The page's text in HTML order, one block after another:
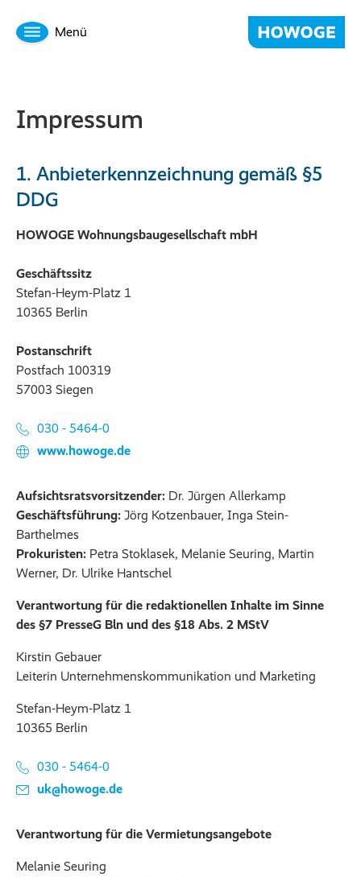
Menü
Impressum
1. Anbieterkennzeichnung gemäß §5
DDG
HOWOGE Wohnungsbaugesellschaft mbH
Geschäftssitz
Stefan-Heym-Platz 1
10365 Berlin
Postanschrift
Postfach 100319
57003 Siegen
030 - 5464-0
www.howoge.de
Aufsichtsratsvorsitzender: Dr. Jürgen Allerkamp
Geschäftsführung: Jörg Kotzenbauer, Inga Stein-
Barthelmes
Prokuristen: Petra Stoklasek, Melanie Seuring, Martin
Werner, Dr. Ulrike Hantschel
Verantwortung für die redaktionellen Inhalte im Sinne
des §7 PresseG Bln und des §18 Abs. 2 MStV
Kirstin Gebauer
Leiterin Unternehmenskommunikation und Marketing
Stefan-Heym-Platz 1
10365 Berlin
030 - 5464-0
uk@howoge.de
Verantwortung für die Vermietungsangebote
Melanie Seuring